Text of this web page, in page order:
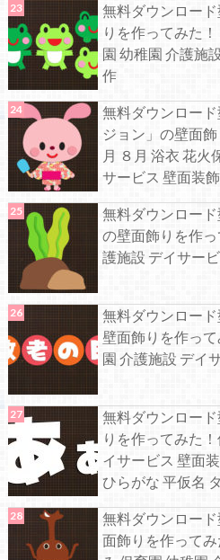
無料ダウンロー
りを作ってみた
園 幼稚園 介護施
作
無料ダウンロー
ジョン」の壁面
月 ８月 浴衣 花火
サービス 壁面装
無料ダウンロード
の壁面飾りを作
護施設 デイサー
無料ダウンロー
壁面飾りを作っ
園 介護施設 デイ
無料ダウンロー
りを作ってみた
イサービス 壁面
ひらがな 平仮名
無料ダウンロー
面飾りを作ってみ